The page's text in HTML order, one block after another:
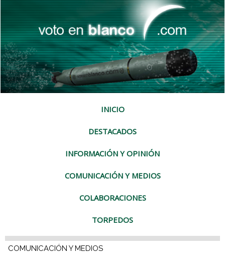
INICIO
DESTACADOS
INFORMACIÓN Y OPINIÓN
COMUNICACIÓN Y MEDIOS
COLABORACIONES
TORPEDOS
COMUNICACIÓN Y MEDIOS